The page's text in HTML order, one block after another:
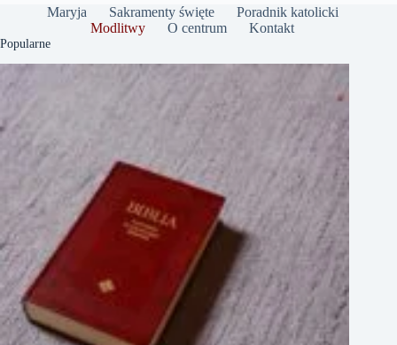
Maryja Sakramenty święte
Poradnik katolicki
Modlitwy
O centrum Kontakt
Popularne